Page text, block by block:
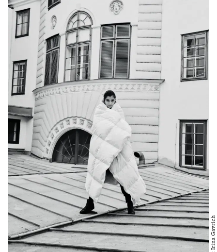
Teamgeist
Die Regisseurin ist wieder einmal nach Wien gereist,
um im Theater in der Josefstadt zu inszenieren. Das
macht sie seit ihrem Debüt an diesem Haus 2011
beinahe jedes Jahr. Dieses Mal steht „Der ideale
Mann“, also die deutsche Fassung desOscar-Wilde
Klassikers „Ein idealer Gatte“ vonElfriede Jelinek
dem Programm. Alexandra Liedtke liebt dieses
„Nachhausekommen“, die Vertrautheit, die herrscht,
wenn man ein Theater bereits kennt. Sie begrüßt jeden
Bühnenarbeiter mit Namen, denn für sie gehören
ausnahmslos alle zum Team, ohne das keine Magie
möglich wäre. „Teamgeist ist vielleicht das Wichtigste,
wenn man Regisseur:in ist. Natürlich braucht man
auch Fantasie, Willenskraft und den Wunsch zu
gestalten, aber die Lust auf Menschen ist
wahrscheinlich das Essenziellste.“